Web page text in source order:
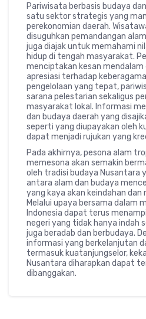
Pariwisata berbasis budaya
satu sektor strategis yang
perekonomian daerah.
disuguhkan pemandangan
juga diajak untuk memahami
hidup di tengah masyarakat.
menciptakan kesan
apresiasi terhadap
pengelolaan yang tepat,
sarana pelestarian sekaligus
masyarakat lokal. Informasi
dan budaya daerah yang
seperti yang diupayakan oleh
dapat menjadi rujukan yang
Pada akhirnya, pesona alam
memesona akan semakin
oleh tradisi budaya Nusantara
antara alam dan budaya
yang kaya akan keindahan dan
Melalui upaya bersama dalam
Indonesia dapat terus
negeri yang tidak hanya indah
juga beradab dan berbudaya.
informasi yang berkelanjutan
termasuk kuatanjungselor,
Nusantara diharapkan dapat
dibanggakan.